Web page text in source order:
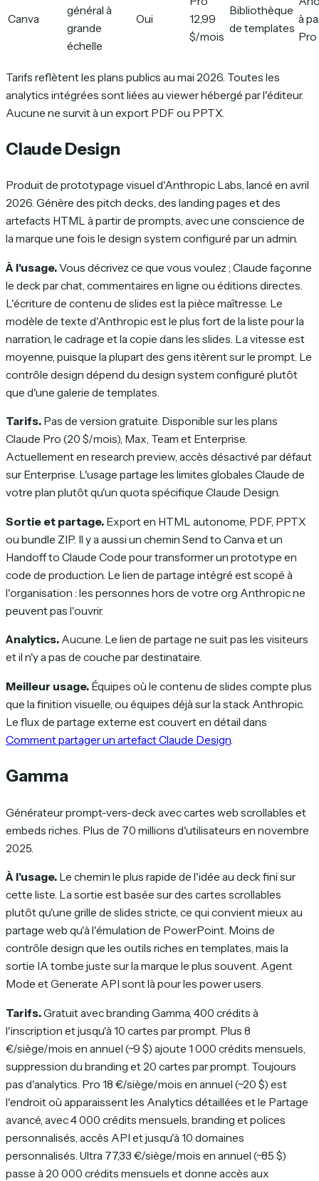
Canva
général à
grande
échelle
Oui
12,99
$/mois
Bibliothèque
de templates
à
Pro
Tarifs reflètent les plans publics au mai 2026. Toutes les
analytics intégrées sont liées au viewer hébergé par l'éditeur.
Aucune ne survit à un export PDF ou PPTX.
Claude Design
Produit de prototypage visuel d'Anthropic Labs, lancé en avril
2026. Génère des pitch decks, des landing pages et des
artefacts HTML à partir de prompts, avec une conscience de
la marque une fois le design system configuré par un admin.
À l'usage.Vous décrivez ce que vous voulez ; Claude façonne
le deck par chat, commentaires en ligne ou éditions directes.
L'écriture de contenu de slides est la pièce maîtresse. Le
modèle de texte d'Anthropic est le plus fort de la liste pour la
narration, le cadrage et la copie dans les slides. La vitesse est
moyenne, puisque la plupart des gens itèrent sur le prompt. Le
contrôle design dépend du design system configuré plutôt
que d'une galerie de templates.
Tarifs. Pas de version gratuite. Disponible sur les plans
Claude Pro (20 $/mois), Max, Team et Enterprise.
Actuellement en research preview, accès désactivé par défaut
sur Enterprise. L'usage partage les limites globales Claude de
votre plan plutôt qu'un quota spécifique Claude Design.
Sortie et partage. Export en HTML autonome, PDF, PPTX
ou bundle ZIP. Il y a aussi un chemin Send to Canva et un
Handoff to Claude Code pour transformer un prototype en
code de production. Le lien de partage intégré est scopé à
l'organisation : les personnes hors de votre org Anthropic ne
peuvent pas l'ouvrir.
Analytics. Aucune. Le lien de partage ne suit pas les visiteurs
et il n'y a pas de couche par destinataire.
Meilleur usage. Équipes où le contenu de slides compte plus
que la finition visuelle, ou équipes déjà sur la stack Anthropic.
Le flux de partage externe est couvert en détail dans
Comment partager un artefact Claude Design.
Gamma
Générateur prompt-vers-deck avec cartes web scrollables et
embeds riches. Plus de 70 millions d'utilisateurs en novembre
2025.
À l'usage. Le chemin le plus rapide de l'idée au deck fini sur
cette liste. La sortie est basée sur des cartes scrollables
plutôt qu'une grille de slides stricte, ce qui convient mieux au
partage web qu'à l'émulation de PowerPoint. Moins de
contrôle design que les outils riches en templates, mais la
sortie IA tombe juste sur la marque le plus souvent. Agent
Mode et Generate API sont là pour les power users.
Tarifs.Gratuit avec branding Gamma, 400 crédits à
l'inscription et jusqu'à 10 cartes par prompt. Plus 8
€/siège/mois en annuel (~9 $) ajoute 1 000 crédits mensuels,
suppression du branding et 20 cartes par prompt. Toujours
pas d'analytics. Pro 18 €/siège/mois en annuel (~20 $) est
l'endroit où apparaissent les Analytics détaillées et le Partage
avancé, avec 4 000 crédits mensuels, branding et polices
personnalisés, accès API et jusqu'à 10 domaines
personnalisés. Ultra 77,33 €/siège/mois en annuel (~85 $)
passe à 20 000 crédits mensuels et donne accès aux